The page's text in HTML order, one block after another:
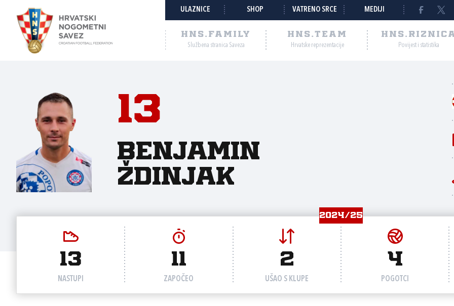
ULAZNICE SHOP VATRENO SRCE MEDIJI
HNS.FAMILY
Službena stranica Saveza
HNS.TEAM
Hrvatske reprezentacije Povijest i statistika
13
Benjamin
Ždinjak
2024/25
13
NASTUPI
11
ZAPOČEO
2
UŠAO S KLUPE
4
POGOTCI